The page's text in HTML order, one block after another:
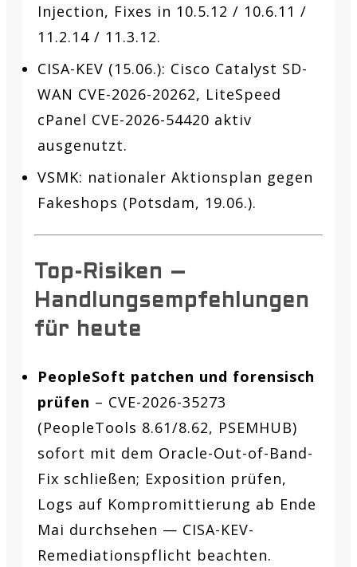
Injection, Fixes in 10.5.12 / 10.6.11 /
11.2.14 / 11.3.12.
CISA-KEV (15.06.): Cisco Catalyst SD-
WAN CVE-2026-20262, LiteSpeed
cPanel CVE-2026-54420 aktiv
ausgenutzt.
VSMK: nationaler Aktionsplan gegen
Fakeshops (Potsdam, 19.06.).
Top-Risiken –
Handlungsempfehlungen
für heute
PeopleSoft patchen und forensisch
prüfen – CVE-2026-35273
(PeopleTools 8.61/8.62, PSEMHUB)
sofort mit dem Oracle-Out-of-Band-
Fix schließen; Exposition prüfen,
Logs auf Kompromittierung ab Ende
Mai durchsehen — CISA-KEV-
Remediationspflicht beachten.